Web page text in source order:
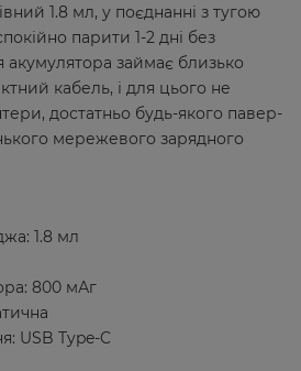
1.8 мл, у поєднанні з тугою
парити 1-2 дні без
займає близько
кабель, і для цього не
достатньо будь-якого павер-
мережевого зарядного
1.8 мл
800 мАг
USB Type-C